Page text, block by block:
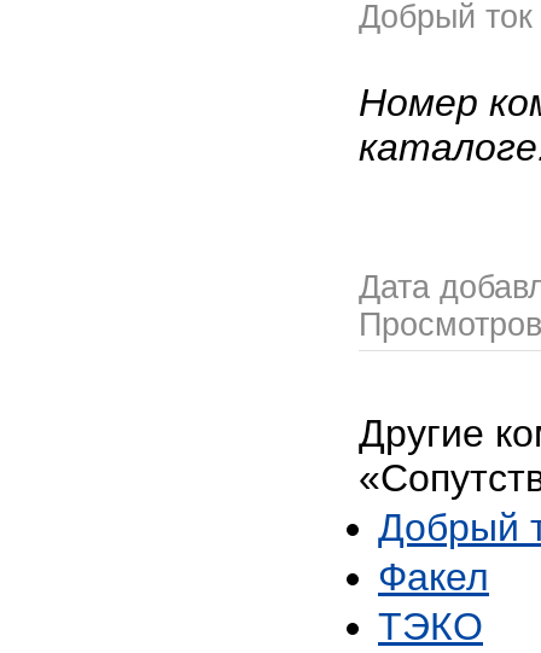
Добрый ток
Номер
Дата
Другие
Добрый
Факел
ТЭКО